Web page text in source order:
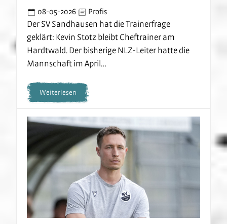
08-05-2026 Profis
Der SV Sandhausen hat die Trainerfrage
geklärt: Kevin Stotz bleibt Cheftrainer am
Hardtwald. Der bisherige NLZ-Leiter hatte die
Mannschaft im April…
Weiterlesen